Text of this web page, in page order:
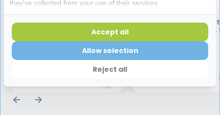
Oral B Pro Floss Action
Opzetborstels - 4 stuks
Oral-B Pro Cross
Opzetborstels Wit - 4
they've collected from your use of their services.
Reject all
Allow selection
Accept all